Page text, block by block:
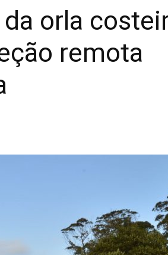
orla
remota